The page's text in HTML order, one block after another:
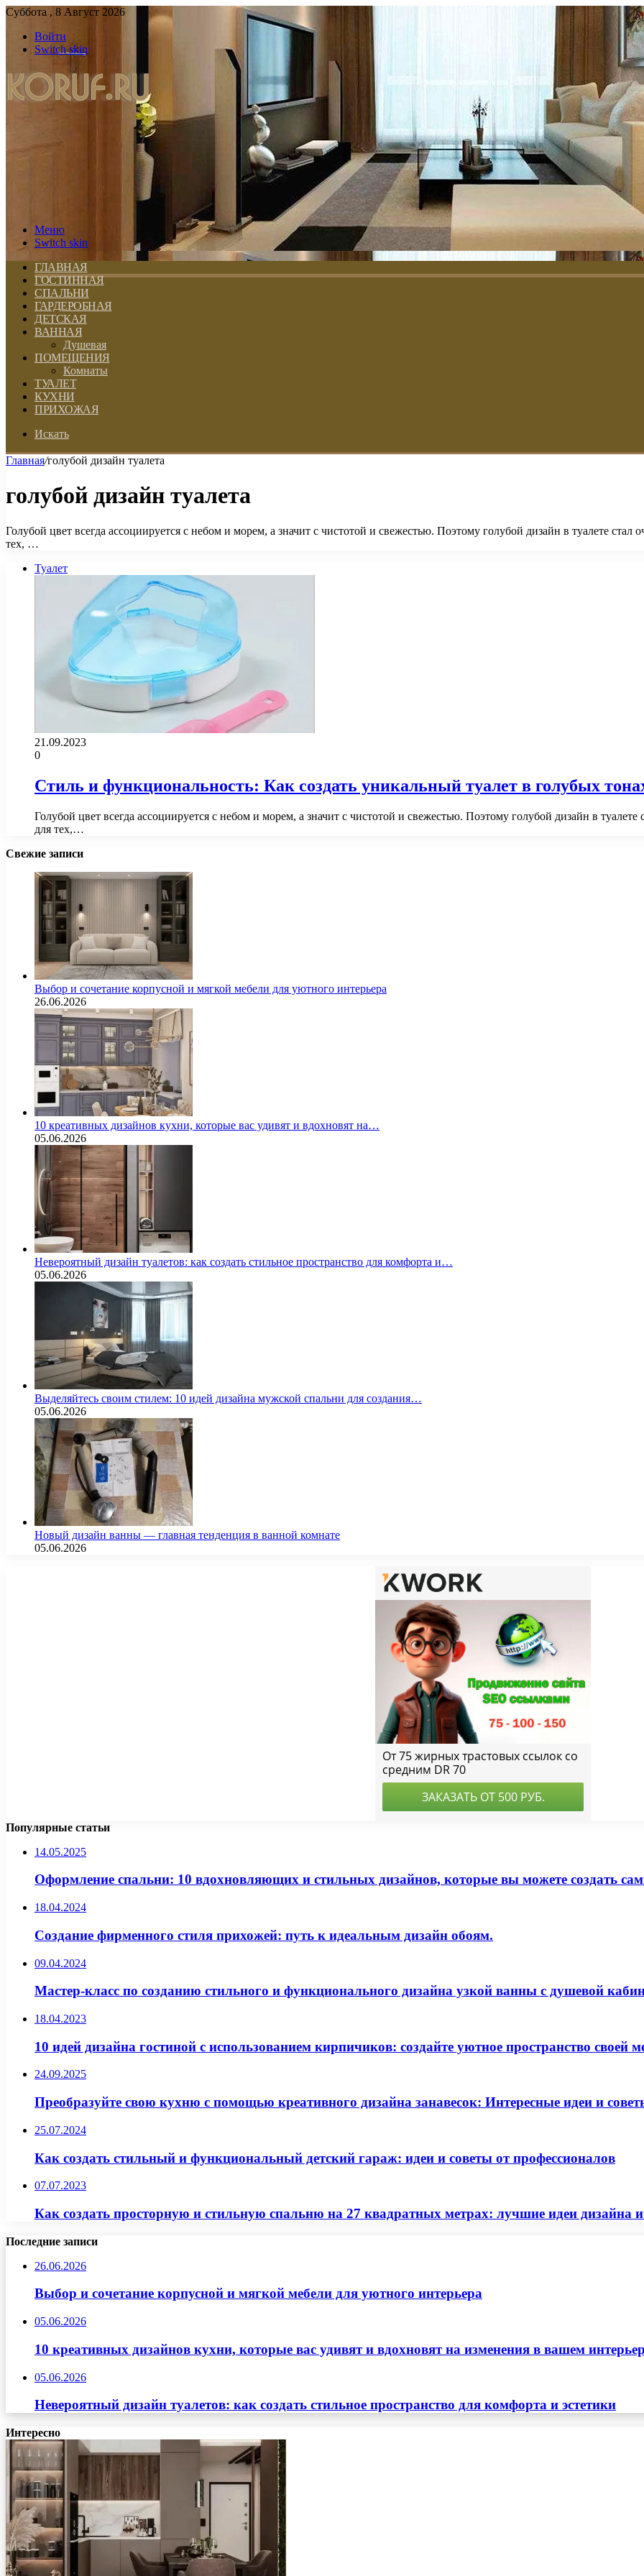
Суббота , 8 Август 2026
Войти
Switch skin
Меню
Switch skin
ГЛАВНАЯ
ГОСТИННАЯ
СПАЛЬНИ
ГАРДЕРОБНАЯ
ДЕТСКАЯ
ВАННАЯ
Душевая
ПОМЕЩЕНИЯ
Комнаты
ТУАЛЕТ
КУХНИ
ПРИХОЖАЯ
Искать
Главная/голубой дизайн туалета
голубой дизайн туалета
Голубой цвет всегда ассоциируется с небом и морем, а значит с чистотой и свежестью. Поэтому голубой дизайн в туалете
тех, …
Туалет
21.09.2023
0
Стиль и функциональность: Как создать уникальный туалет в голубых
Голубой цвет всегда ассоциируется с небом и морем, а значит с чистотой и свежестью. Поэтому голубой дизайн в
для тех,…
Свежие записи
Выбор и сочетание корпусной и мягкой мебели для уютного интерьера
26.06.2026
10 креативных дизайнов кухни, которые вас удивят и вдохновят на…
05.06.2026
Невероятный дизайн туалетов: как создать стильное пространство для комфорта и…
05.06.2026
Выделяйтесь своим стилем: 10 идей дизайна мужской спальни для создания…
05.06.2026
Новый дизайн ванны — главная тенденция в ванной комнате
05.06.2026
Популярные статьи
14.05.2025
Оформление спальни: 10 вдохновляющих и стильных дизайнов, которые вы можете создать
18.04.2024
Создание фирменного стиля прихожей: путь к идеальным дизайн обоям.
09.04.2024
Мастер-класс по созданию стильного и функционального дизайна узкой ванны с душевой
18.04.2023
10 идей дизайна гостиной с использованием кирпичиков: создайте уютное пространство своей
24.09.2025
Преобразуйте свою кухню с помощью креативного дизайна занавесок: Интересные идеи и
25.07.2024
Как создать стильный и функциональный детский гараж: идеи и советы от профессионалов
07.07.2023
Как создать просторную и стильную спальню на 27 квадратных метрах: лучшие идеи дизайна
Последние записи
26.06.2026
Выбор и сочетание корпусной и мягкой мебели для уютного интерьера
05.06.2026
10 креативных дизайнов кухни, которые вас удивят и вдохновят на изменения в вашем
05.06.2026
Невероятный дизайн туалетов: как создать стильное пространство для комфорта и эстетики
Интересно